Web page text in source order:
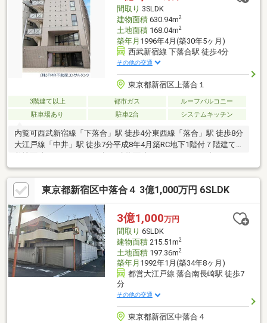
間取り 3SLDK
建物面積630.94m2
土地面積168.04m2
築年月 1996年4月(築30年5ヶ月)
西武新宿線 下落合駅 徒歩4分
その他の交通
東京都新宿区上落合１
3階建て以上 都市ガス
ルーフバルコニー
駐車場あり
駐車2台 システムキッチン
内覧可西武新宿線「下落合」駅 徒歩4分東西線「落合」駅 徒歩8分
大江戸線「中井」駅 徒歩7分平成8年4月築RC地下1階付７階建て
敷地面積168.04㎡（50.52坪）建物面積630.94㎡（190.86坪）B1～
1F 店舗 賃貸中2階～4階 事務所 賃貸中5階～7階 事務所・住居 自
己使用中1階 シャッター付駐車場 2台＋α駐車可施工：（株）小川
建設学校法人の利用の為、建物は大変強固に建てられておりま
す。価格・諸条件応相談内覧をご希望の方は（ 仲介会社を介さず
に）TMR不動産コンサルタンツ ０３－６４５７－５７３２迄、直
接ご連絡願います。
東京都新宿区中落合４ 3億1,000万円 6SLDK
3億1,000万円
間取り 6SLDK
建物面積215.51m2
土地面積197.36m2
築年月 1992年1月(築34年8ヶ月)
都営大江戸線 落合南長崎駅 徒歩7
分
その他の交通
東京都新宿区中落合４